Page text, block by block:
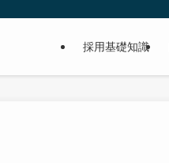
採用基礎知識